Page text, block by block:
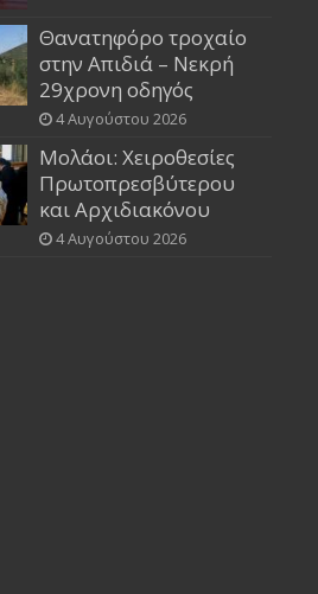
Θανατηφόρο τροχαίο
στην Απιδιά – Νεκρή
29χρονη οδηγός
4 Αυγούστου 2026
Μολάοι: Χειροθεσίες
Πρωτοπρεσβύτερου
και Αρχιδιακόνου
4 Αυγούστου 2026